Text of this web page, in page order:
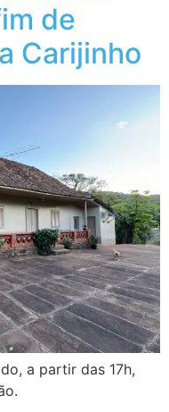
de
Carijinho
a partir das 17h,